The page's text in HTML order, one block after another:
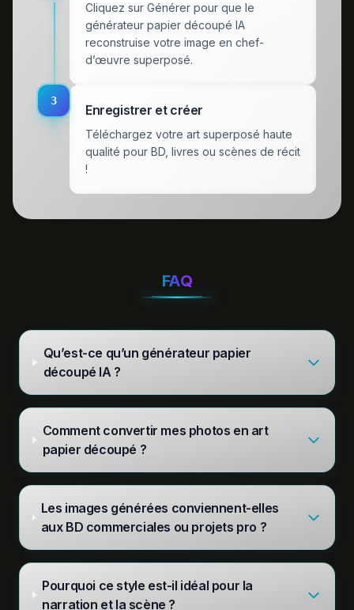
Cliquez sur Générer pour que le
générateur papier découpé IA
reconstruise votre image en chef-
d’œuvre superposé.
3
Enregistrer et créer
Téléchargez votre art superposé haute
qualité pour BD, livres ou scènes de récit
!
FAQ
Qu’est-ce qu’un générateur papier
découpé IA ?
Comment convertir mes photos en art
papier découpé ?
Les images générées conviennent-elles
aux BD commerciales ou projets pro ?
Pourquoi ce style est-il idéal pour la
narration et la scène ?